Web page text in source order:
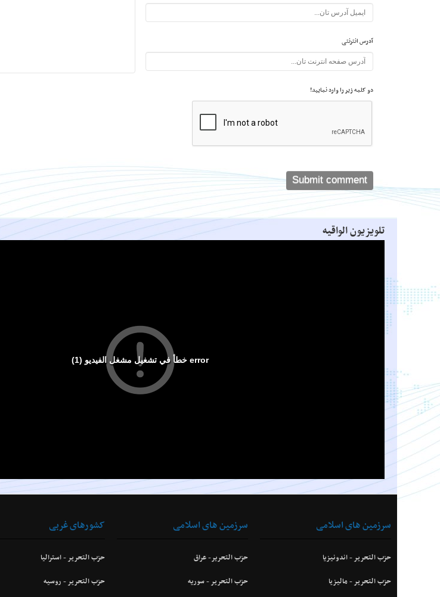
آدرس انترنتی
دو کلمه زیر را وارد نمایید!
تلویزیون الواقیه
سرزمین های اسلامی
حزب التحرير - اندونیزیا
حزب التحرير - ماليزيا
سرزمین های اسلامی
حزب التحریر- عراق
حزب التحرير - سوریه
کشورهای غربی
حزب التحرير - استراليا
حزب التحرير - روسيه